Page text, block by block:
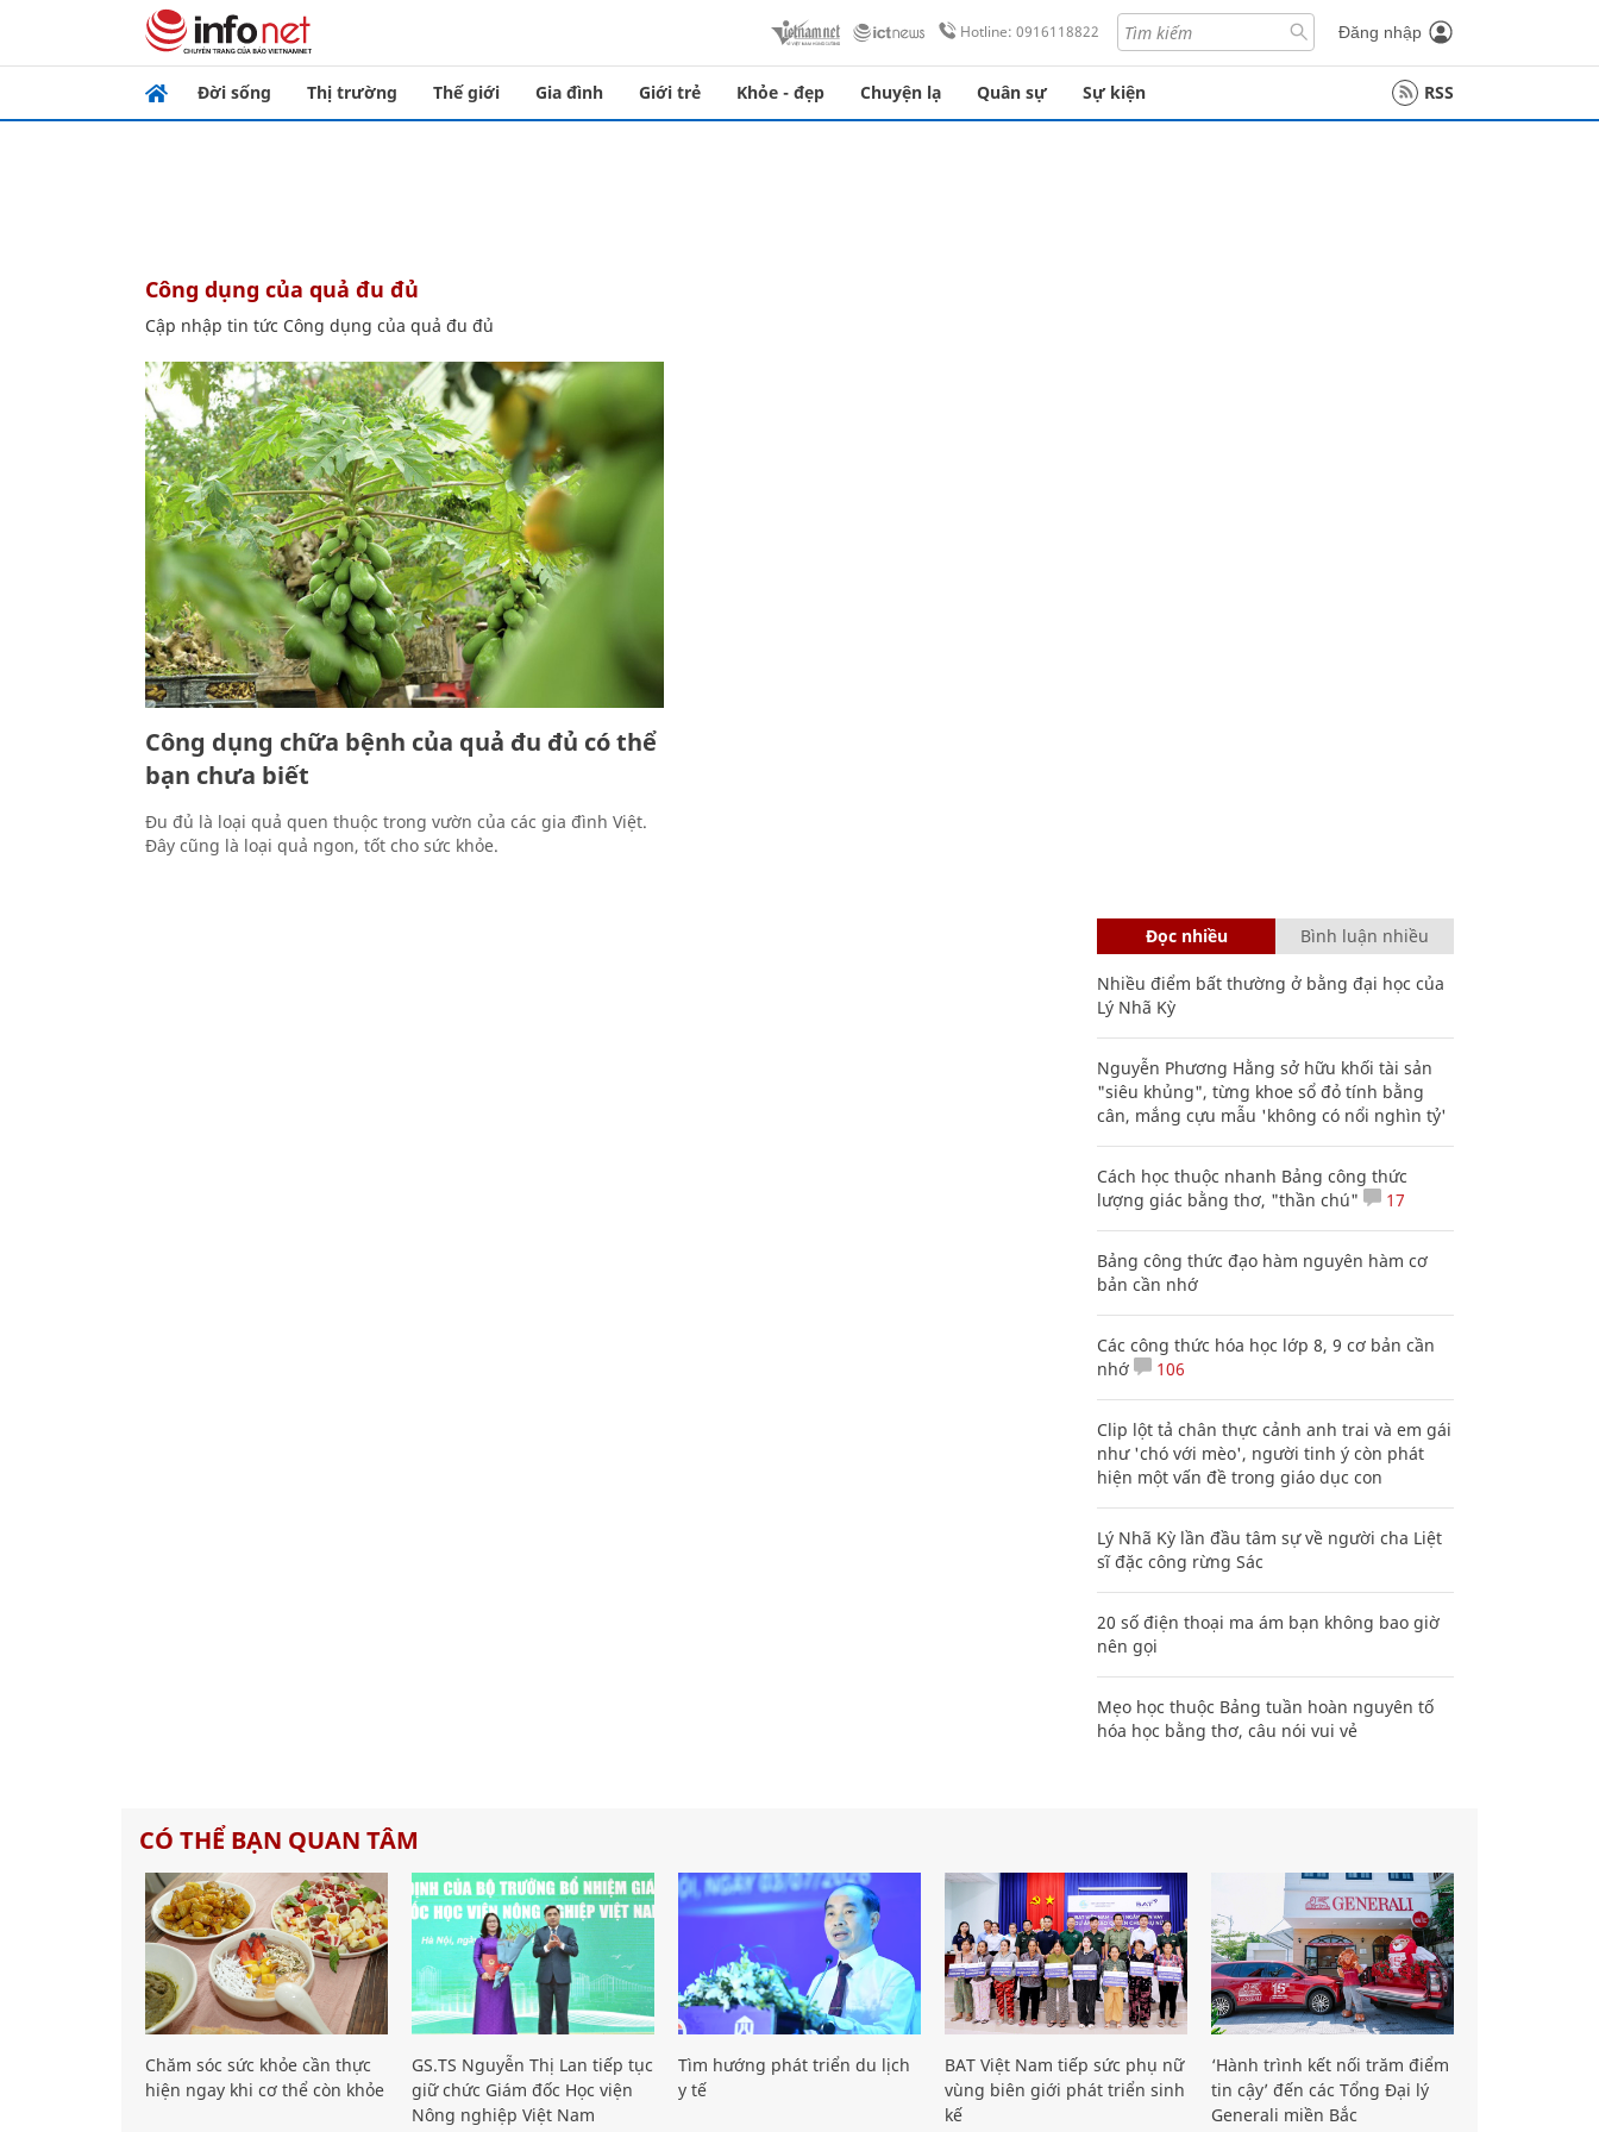
Hotline: 0916118822 Đăng nhập
Đời sống Thị trường Thế giới Gia đình Giới trẻ Khỏe - đẹp Chuyện lạ Quân sự Sự kiện RSS
Công dụng của quả đu đủ
Cập nhập tin tức Công dụng của quả đu đủ
Công dụng chữa bệnh của quả đu đủ có thể
bạn chưa biết
Đu đủ là loại quả quen thuộc trong vườn của các gia đình Việt.
Đây cũng là loại quả ngon, tốt cho sức khỏe.
Đọc nhiều Bình luận nhiều
Nhiều điểm bất thường ở bằng đại học của
Lý Nhã Kỳ
Nguyễn Phương Hằng sở hữu khối tài sản
"siêu khủng", từng khoe sổ đỏ tính bằng
cân, mắng cựu mẫu 'không có nổi nghìn tỷ'
Cách học thuộc nhanh Bảng công thức
lượng giác bằng thơ, "thần chú"
17
Bảng công thức đạo hàm nguyên hàm cơ
bản cần nhớ
Các công thức hóa học lớp 8, 9 cơ bản cần
nhớ
106
Clip lột tả chân thực cảnh anh trai và em gái
như 'chó với mèo', người tinh ý còn phát
hiện một vấn đề trong giáo dục con
Lý Nhã Kỳ lần đầu tâm sự về người cha Liệt
sĩ đặc công rừng Sác
20 số điện thoại ma ám bạn không bao giờ
nên gọi
Mẹo học thuộc Bảng tuần hoàn nguyên tố
hóa học bằng thơ, câu nói vui vẻ
CÓ THỂ BẠN QUAN TÂM
Chăm sóc sức khỏe cần thực
hiện ngay khi cơ thể còn khỏe
GS.TS Nguyễn Thị Lan tiếp tục
giữ chức Giám đốc Học viện
Nông nghiệp Việt Nam
Tìm hướng phát triển du lịch
y tế
BAT Việt Nam tiếp sức phụ nữ
vùng biên giới phát triển sinh
kế
‘Hành trình kết nối trăm điểm
tin cậy’ đến các Tổng Đại lý
Generali miền Bắc